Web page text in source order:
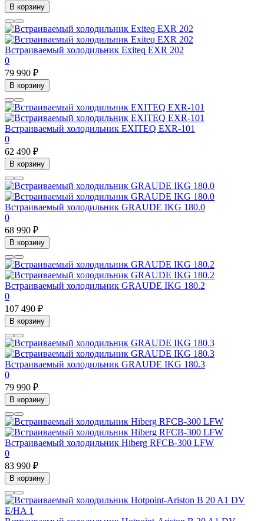
В корзину
Встраиваемый холодильник Exiteq EXR 202
0
79 990 ₽
В корзину
Встраиваемый холодильник EXITEQ EXR-101
0
62 490 ₽
В корзину
Встраиваемый холодильник GRAUDE IKG 180.0
0
68 990 ₽
В корзину
Встраиваемый холодильник GRAUDE IKG 180.2
0
107 490 ₽
В корзину
Встраиваемый холодильник GRAUDE IKG 180.3
0
79 990 ₽
В корзину
Встраиваемый холодильник Hiberg RFCB-300 LFW
0
83 990 ₽
В корзину